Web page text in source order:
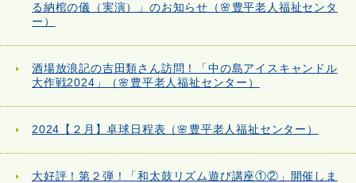
る納棺の儀（実演）」のお知らせ（🌸豊平老人福祉センタ
ー）
酒場放浪記の吉田類さん訪問！「中の島アイスキャンドル
大作戦2024」（🌸豊平老人福祉センター）
2024【２月】卓球日程表（🌸豊平老人福祉センター）
大好評！第２弾！「和太鼓リズム遊び講座①②」開催しま